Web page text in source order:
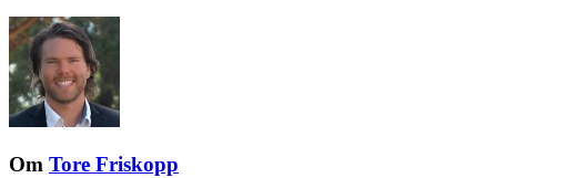
Om Tore Friskopp